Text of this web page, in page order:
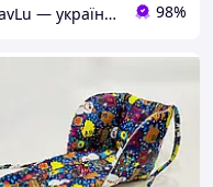
DavLu — українське швейне виробництво дитячого текстилю та аксесуарів 98%